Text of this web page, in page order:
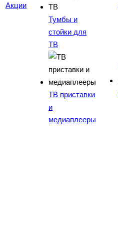
Акции
Тумбы и
стойки для
ТВ
ТВ приставки
и
медиаплееры